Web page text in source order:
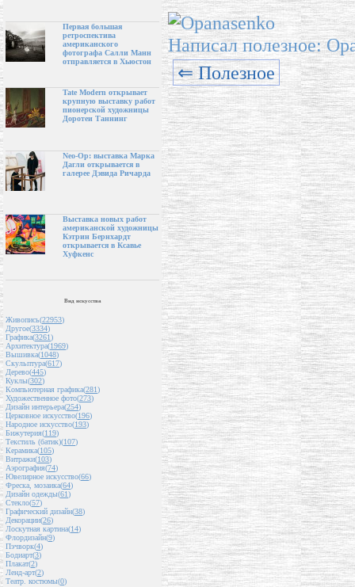
Первая большая
ретроспектива
американского
фотографа Салли Манн
отправляется в Хьюстон
Tate Modern открывает
крупную выставку работ
пионерской художницы
Доротеи Таннинг
Neo-Op: выставка Марка
Дагли открывается в
галерее Дэвида Ричарда
Выставка новых работ
американской художницы
Кэтрин Бернхардт
открывается в Ксавье
Хуфкенс
Вид искусства
Живопись(22953)
Другое(3334)
Графика(3261)
Архитектура(1969)
Вышивка(1048)
Скульптура(617)
Дерево(445)
Куклы(302)
Компьютерная графика(281)
Художественное фото(273)
Дизайн интерьера(254)
Церковное искусство(196)
Народное искусство(193)
Бижутерия(119)
Текстиль (батик)(107)
Керамика(105)
Витражи(103)
Аэрография(74)
Ювелирное искусство(66)
Фреска, мозаика(64)
Дизайн одежды(61)
Стекло(57)
Графический дизайн(38)
Декорации(26)
Лоскутная картина(14)
Флордизайн(9)
Пэчворк(4)
Бодиарт(3)
Плакат(2)
Ленд-арт(2)
Театр. костюмы(0)
Написал полезное:
⇐ Полезное